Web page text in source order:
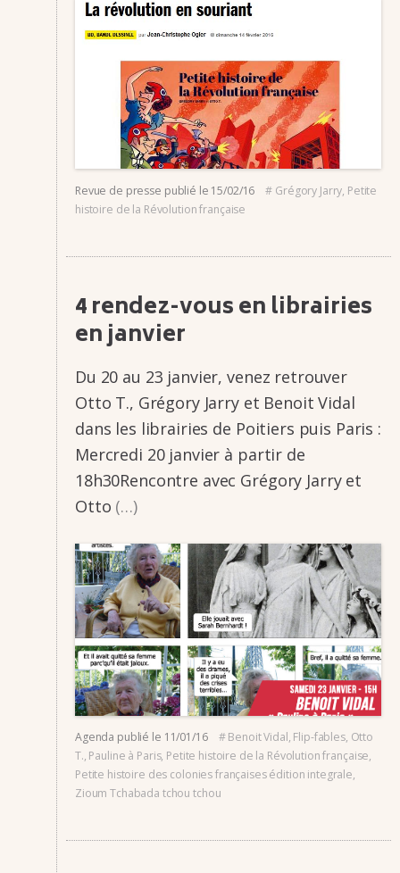
Revue de presse publié le 15/02/16 # Grégory Jarry, Petite
histoire de la Révolution française
4 rendez-vous en librai­ries
en janvier
Du 20 au 23 janvier, venez retrou­­ver
Otto T., Grégory Jarry et Benoit Vidal
dans les librai­­ries de Poitiers puis Paris :
Mercredi 20 janvier à partir de
18h30Ren­contre avec Grégory Jarry et
Otto (…)
Agenda publié le 11/01/16 #Benoit Vidal, Flip-fables, Otto
T., Pauline à Paris, Petite histoire de la Révolution française,
Petite histoire des colonies françaises édition integrale,
Zioum Tchabada tchou tchou